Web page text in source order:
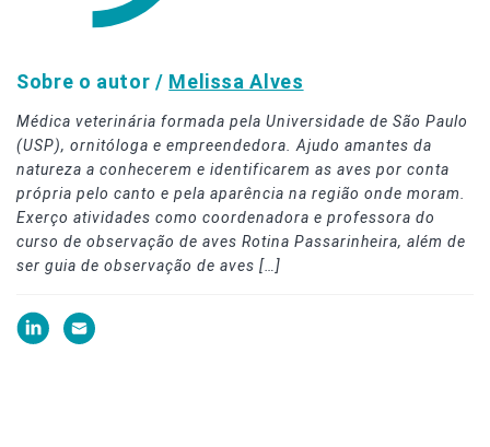
Sobre o autor / Melissa Alves
Médica veterinária formada pela Universidade de São Paulo
(USP), ornitóloga e empreendedora. Ajudo amantes da
natureza a conhecerem e identificarem as aves por conta
própria pelo canto e pela aparência na região onde moram.
Exerço atividades como coordenadora e professora do
curso de observação de aves Rotina Passarinheira, além de
ser guia de observação de aves […]